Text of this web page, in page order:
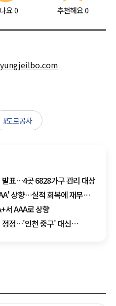
요0 추천해요 0
#도로공사
발표…4곳 6828가구 관리 대상
상향…실적 회복에 재무
서 AAA로 상향
정정…'인천 중구' 대신